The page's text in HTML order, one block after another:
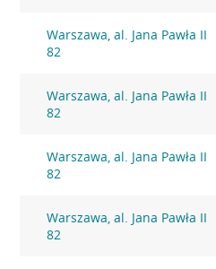
Warszawa, al. Jana Pawła II
82
Warszawa, al. Jana Pawła II
82
Warszawa, al. Jana Pawła II
82
Warszawa, al. Jana Pawła II
82